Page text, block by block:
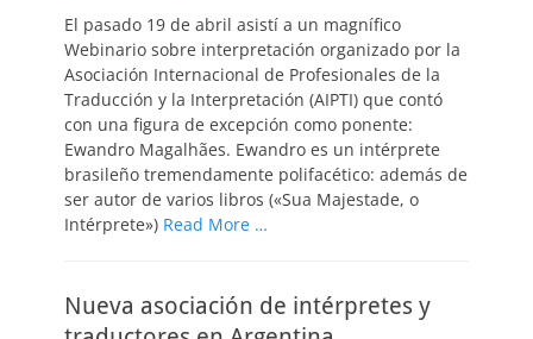
El pasado 19 de abril asistí a un magnífico
Webinario sobre interpretación organizado por la
Asociación Internacional de Profesionales de la
Traducción y la Interpretación (AIPTI) que contó
con una figura de excepción como ponente:
Ewandro Magalhães. Ewandro es un intérprete
brasileño tremendamente polifacético: además de
ser autor de varios libros («Sua Majestade, o
Intérprete») Read More …
Nueva asociación de intérpretes y